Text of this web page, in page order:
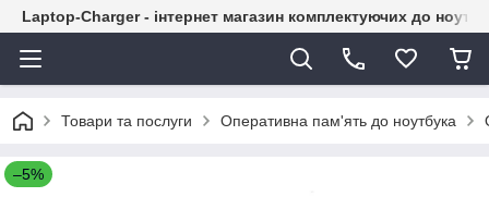
Laptop-Charger - інтернет магазин комплектуючих до
Товари та послуги Оперативна пам'ять до ноутбука
–5%